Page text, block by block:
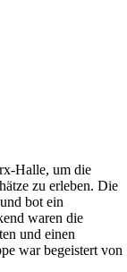
Halle, um die
zu erleben. Die
bot ein
waren die
und einen
war begeistert von